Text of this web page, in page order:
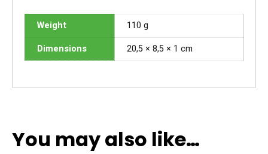
Weight
110 g
Dimensions
20,5 × 8,5 × 1 cm
You may also like…